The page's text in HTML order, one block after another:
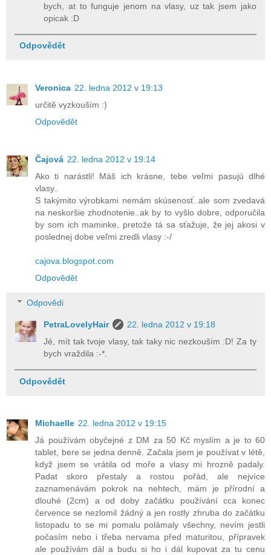
bych, at to funguje jenom na vlasy, uz tak jsem jako
opicak :D
Odpovědět
Veronica 22. ledna 2012 v 19:13
určitě vyzkouším :)
Odpovědět
Čajová 22. ledna 2012 v 19:14
Ako ti narástli! Máš ich krásne, tebe veľmi pasujú dlhé
vlasy..
S takýmito výrobkami nemám skúsenosť..ale som zvedavá
na neskoršie zhodnotenie..ak by to vyšlo dobre, odporučila
by som ich maminke, pretože tá sa sťažuje, že jej akosi v
poslednej dobe veľmi zredli vlasy :-/
cajova.blogspot.com
Odpovědět
Odpovědi
PetraLovelyHair
22. ledna 2012 v 19:18
Jé, mít tak tvoje vlasy, tak taky nic nezkouším :D! Za ty
bych vraždila :-*.
Odpovědět
Michaelle 22. ledna 2012 v 19:15
Já používám obyčejné z DM za 50 Kč myslím a je to 60
tablet, bere se jedna denně. Začala jsem je používat v létě,
když jsem se vrátila od moře a vlasy mi hrozně padaly.
Padat skoro přestaly a rostou pořád, ale nejvíce
zaznamenávám pokrok na nehtech, mám je přírodní a
dlouhé (2cm) a od doby začátku používání cca konec
července se nezlomil žádný a jen rostly zhruba do začátku
listopadu to se mi pomalu polámaly všechny, nevím jestli
počasím nebo i třeba nervama před maturitou, přípravek
ale používám dál a budu si ho i dál kupovat za tu cenu